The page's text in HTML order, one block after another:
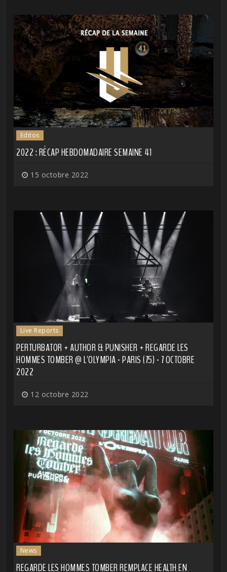
Editos
2022 : RÉCAP HEBDOMADAIRE SEMAINE 41
15 octobre 2022
Live Reports
PERTURBATOR + AUTHOR & PUNISHER + REGARDE LES
HOMMES TOMBER @ L'OLYMPIA - PARIS (75) - 7 OCTOBRE
2022
12 octobre 2022
News
REGARDE LES HOMMES TOMBER REMPLACE HEALTH EN